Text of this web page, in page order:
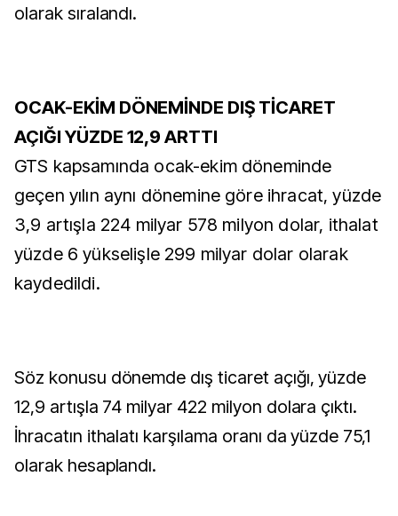
olarak sıralandı.
OCAK-EKİM DÖNEMİNDE DIŞ TİCARET
AÇIĞI YÜZDE 12,9 ARTTI
GTS kapsamında ocak-ekim döneminde
geçen yılın aynı dönemine göre ihracat, yüzde
3,9 artışla 224 milyar 578 milyon dolar, ithalat
yüzde 6 yükselişle 299 milyar dolar olarak
kaydedildi.
Söz konusu dönemde dış ticaret açığı, yüzde
12,9 artışla 74 milyar 422 milyon dolara çıktı.
İhracatın ithalatı karşılama oranı da yüzde 75,1
olarak hesaplandı.